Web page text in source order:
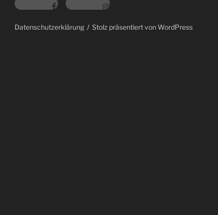
Datenschutzerklärung Stolz präsentiert von WordPress